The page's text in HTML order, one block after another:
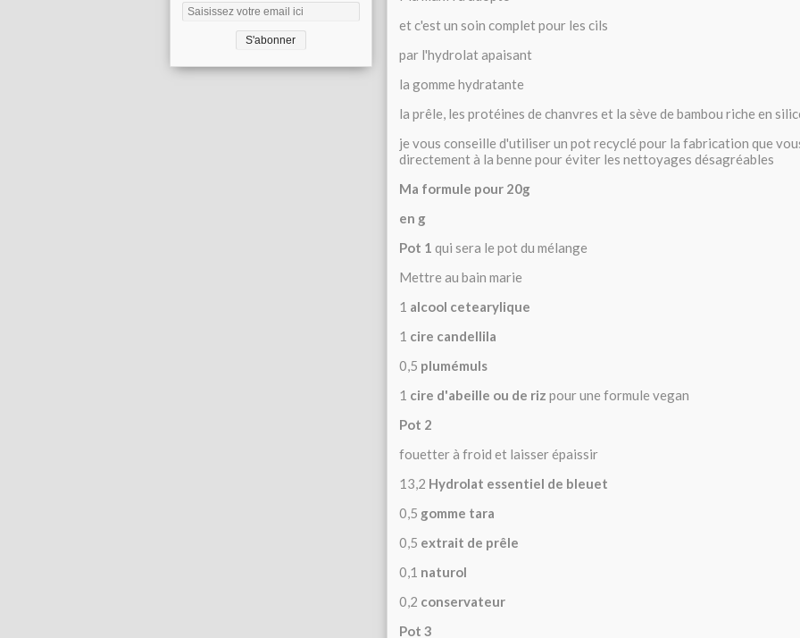
et c'est un soin complet pour les cils
par l'hydrolat apaisant
la gomme hydratante
la prêle, les protéines de chanvres et la sève de bambou riche en
je vous conseille d'utiliser un pot recyclé pour la fabrication que
directement à la benne pour éviter les nettoyages désagréables
Ma formule pour 20g
en g
Pot 1 qui sera le pot du mélange
Mettre au bain marie
1 alcool cetearylique
1 cire candellila
0,5 plumémuls
1 cire d'abeille ou de riz pour une formule vegan
Pot 2
fouetter à froid et laisser épaissir
13,2 Hydrolat essentiel de bleuet
0,5 gomme tara
0,5 extrait de prêle
0,1 naturol
0,2 conservateur
Pot 3